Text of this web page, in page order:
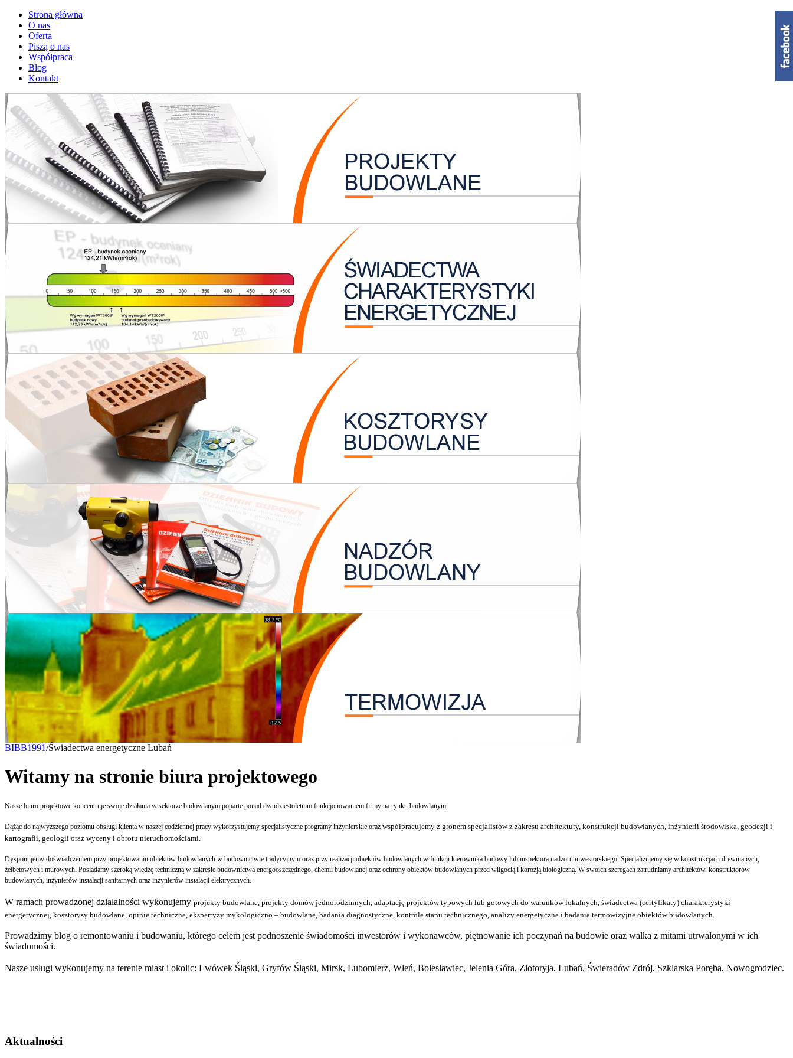
Strona główna
O nas
Oferta
Piszą o nas
Współpraca
Blog
Kontakt
BIBB1991/Świadectwa energetyczne Lubań
Witamy na stronie biura projektowego
Nasze biuro projektowe koncentruje swoje działania w sektorze budowlanym poparte ponad dwudziestoletnim funkcjonowaniem firmy na rynku budowlanym.
Dążąc do najwyższego poziomu obsługi klienta w naszej codziennej pracy wykorzystujemy specjalistyczne programy inżynierskie oraz współpracujemy z gronem specjalistów z zakresu architektury, konstrukcji budowlanych, inżynierii środowiska, geodezji i
kartografii, geologii oraz wyceny i obrotu nieruchomościami.
Dysponujemy doświadczeniem przy projektowaniu obiektów budowlanych w budownictwie tradycyjnym oraz przy realizacji obiektów budowlanych w funkcji kierownika budowy lub inspektora nadzoru inwestorskiego. Specjalizujemy się w konstrukcjach drewnianych,
żelbetowych i murowych. Posiadamy szeroką wiedzę techniczną w zakresie budownictwa energooszczędnego, chemii budowlanej oraz ochrony obiektów budowlanych przed wilgocią i korozją biologiczną. W swoich szeregach zatrudniamy architektów, konstruktorów
budowlanych, inżynierów instalacji sanitarnych oraz inżynierów instalacji elektrycznych.
W ramach prowadzonej działalności wykonujemy projekty budowlane, projekty domów jednorodzinnych, adaptację projektów typowych lub gotowych do warunków lokalnych, świadectwa (certyfikaty) charakterystyki
energetycznej, kosztorysy budowlane, opinie techniczne, ekspertyzy mykologiczno – budowlane, badania diagnostyczne, kontrole stanu technicznego, analizy energetyczne i badania termowizyjne obiektów budowlanych.
Prowadzimy blog o remontowaniu i budowaniu, którego celem jest podnoszenie świadomości inwestorów i wykonawców, piętnowanie ich poczynań na budowie oraz walka z mitami utrwalonymi w ich
świadomości.
Nasze usługi wykonujemy na terenie miast i okolic: Lwówek Śląski, Gryfów Śląski, Mirsk, Lubomierz, Wleń, Bolesławiec, Jelenia Góra, Złotoryja, Lubań, Świeradów Zdrój, Szklarska Poręba, Nowogrodziec.
Aktualności